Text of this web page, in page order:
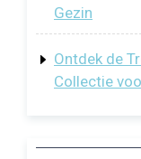
Gezin
Ontdek de
Collectie